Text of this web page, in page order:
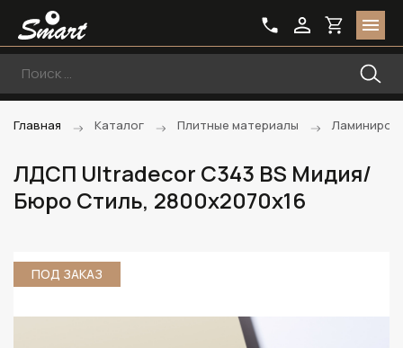
Главная Каталог Плитные материалы
ЛДСП Ultradecor C343 BS Мидия/
Бюро Стиль, 2800х2070х16
ПОД ЗАКАЗ